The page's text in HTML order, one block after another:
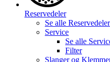
Reservedeler
Se alle Reservedeler
Service
Se alle
Filter
Slanger og